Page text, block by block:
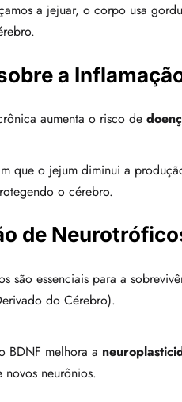
a jejuar, o corpo usa
a
aumenta o risco de
que o jejum diminui a
o cérebro.
de
são essenciais para a
do Cérebro).
BDNF melhora a
novos neurônios.